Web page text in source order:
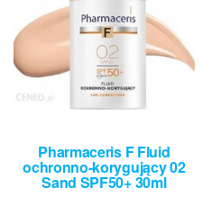
Pharmaceris F Fluid
ochronno-korygujący 02
Sand SPF50+ 30ml